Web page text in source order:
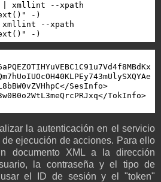
| xmllint --xpath
-)
xmllint --xpath
-)
SesInfo>
TokInfo>
la autenticación en el servicio
ejecución de acciones. Para ello
documento XML a la dirección
la contraseña y el tipo de
usar el ID de sesión y el "token"